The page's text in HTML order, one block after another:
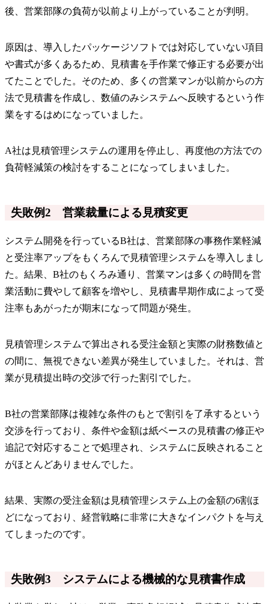
後、営業部隊の負荷が以前より上がっていることが判明。
原因は、導入したパッケージソフトでは対応していない項目
や書式が多くあるため、見積書を手作業で修正する必要が出
てたことでした。そのため、多くの営業マンが以前からの方
法で見積書を作成し、数値のみシステムへ反映するという作
業をするはめになっていました。
A社は見積管理システムの運用を停止し、再度他の方法での
負荷軽減策の検討をすることになってしまいました。
失敗例2 営業裁量による見積変更
システム開発を行っているB社は、営業部隊の事務作業軽減
と受注率アップをもくろんで見積管理システムを導入しまし
た。結果、B社のもくろみ通り、営業マンは多くの時間を営
業活動に費やして顧客を増やし、見積書早期作成によって受
注率もあがったが期末になって問題が発生。
見積管理システムで算出される受注金額と実際の財務数値と
の間に、無視できない差異が発生していました。それは、営
業が見積提出時の交渉で行った割引でした。
B社の営業部隊は複雑な条件のもとで割引を了承するという
交渉を行っており、条件や金額は紙ベースの見積書の修正や
追記で対応することで処理され、システムに反映されること
がほとんどありませんでした。
結果、実際の受注金額は見積管理システム上の金額の6割ほ
どになっており、経営戦略に非常に大きなインパクトを与え
てしまったのです。
失敗例3 システムによる機械的な見積書作成